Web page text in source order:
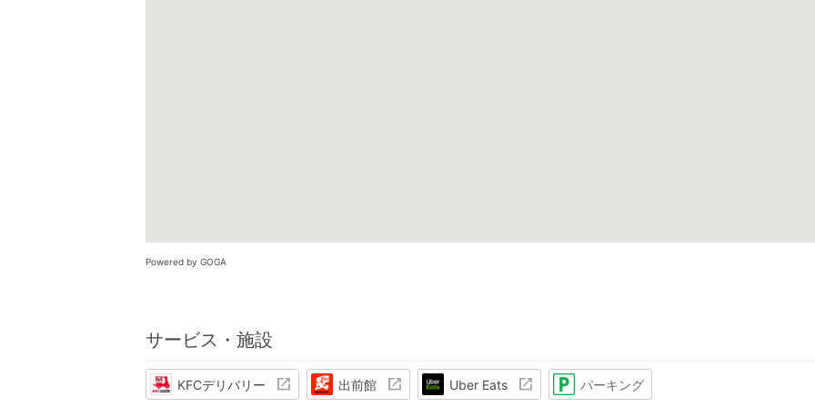
Powered by GOGA
サービス・施設
KFCデリバリー 出前館 Uber Eats パーキング